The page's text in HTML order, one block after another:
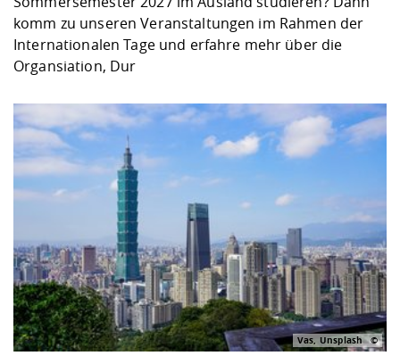
komm zu unseren Veranstaltungen im Rahmen der
Internationalen Tage und erfahre mehr über die
Organsiation, Dur
Vas, Unsplash